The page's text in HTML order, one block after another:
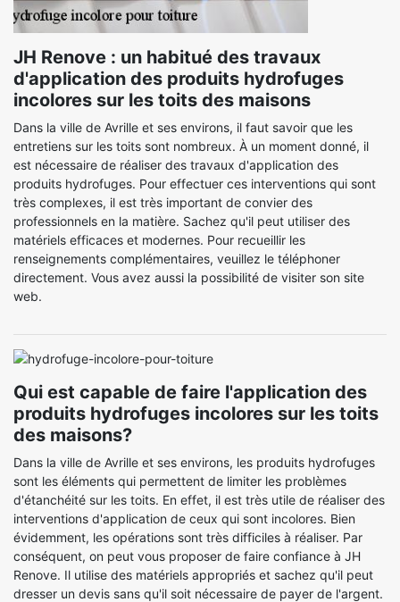
JH Renove : un habitué des travaux
d'application des produits hydrofuges
incolores sur les toits des maisons
Dans la ville de Avrille et ses environs, il faut savoir que les
entretiens sur les toits sont nombreux. À un moment donné, il
est nécessaire de réaliser des travaux d'application des
produits hydrofuges. Pour effectuer ces interventions qui sont
très complexes, il est très important de convier des
professionnels en la matière. Sachez qu'il peut utiliser des
matériels efficaces et modernes. Pour recueillir les
renseignements complémentaires, veuillez le téléphoner
directement. Vous avez aussi la possibilité de visiter son site
web.
Qui est capable de faire l'application des
produits hydrofuges incolores sur les toits
des maisons?
Dans la ville de Avrille et ses environs, les produits hydrofuges
sont les éléments qui permettent de limiter les problèmes
d'étanchéité sur les toits. En effet, il est très utile de réaliser des
interventions d'application de ceux qui sont incolores. Bien
évidemment, les opérations sont très difficiles à réaliser. Par
conséquent, on peut vous proposer de faire confiance à JH
Renove. Il utilise des matériels appropriés et sachez qu'il peut
dresser un devis sans qu'il soit nécessaire de payer de l'argent.